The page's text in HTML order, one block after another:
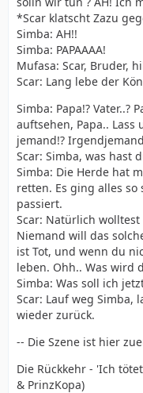
*Scar klatscht Zazu
Simba: AH!!
Simba: PAPAAAA!
Mufasa: Scar, Bruder,
Scar: Lang lebe der
Simba: Papa!? Vater..?
auftsehen, Papa.. Lass
jemand!?
Scar: Simba, was hast
Simba: Die Herde hat
retten. Es ging alles
passiert.
Scar: Natürlich
Niemand will das
ist Tot, und wenn du
leben. Ohh.. Was wird
Simba: Was soll ich
Scar: Lauf weg Simba,
wieder zurück.
-- Die Szene ist hier
Die Rückkehr - 'Ich
& PrinzKopa)